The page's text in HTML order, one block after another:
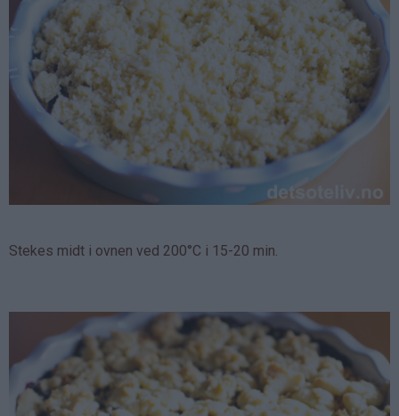
Stekes midt i ovnen ved 200°C i 15-20 min.